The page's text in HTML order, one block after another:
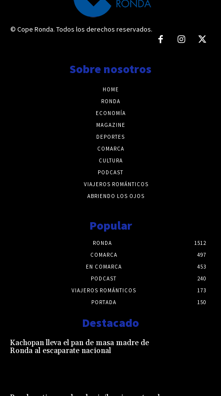
© Cope Ronda. Todos los derechos reservados.
Sobre nosotros
HOME
RONDA
ECONOMÍA
MAGAZINE
DEPORTES
COMARCA
CULTURA
PODCAST
VIAJEROS ROMÁNTICOS
ABRIENDO LOS OJOS
Popular
RONDA
1512
COMARCA
497
EN COMARCA
453
PODCAST
240
VIAJEROS ROMÁNTICOS
173
PORTADA
150
Destacado
Kachopan lleva el pan de masa madre de
Ronda al escaparate nacional